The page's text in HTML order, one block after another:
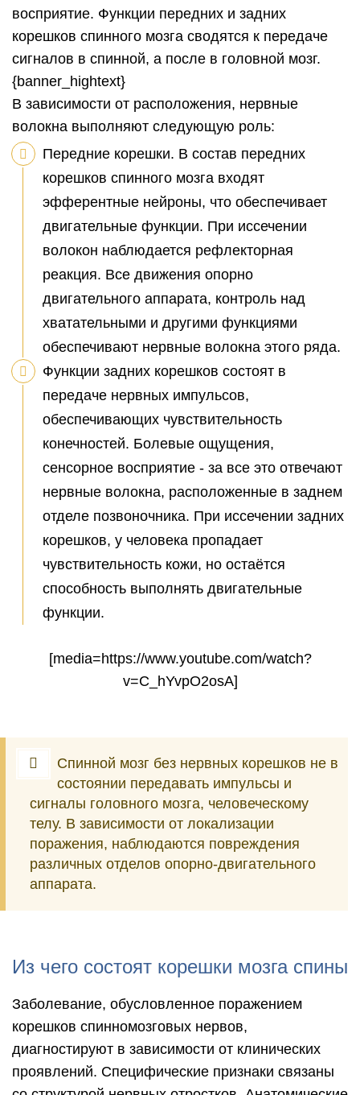
восприятие. Функции передних и задних
корешков спинного мозга сводятся к передаче
сигналов в спинной, а после в головной мозг.
{banner_hightext}
В зависимости от расположения, нервные
волокна выполняют следующую роль:
Передние корешки. В состав передних
корешков спинного мозга входят
эфферентные нейроны, что обеспечивает
двигательные функции. При иссечении
волокон наблюдается рефлекторная
реакция. Все движения опорно
двигательного аппарата, контроль над
хватательными и другими функциями
обеспечивают нервные волокна этого ряда.
Функции задних корешков состоят в
передаче нервных импульсов,
обеспечивающих чувствительность
конечностей. Болевые ощущения,
сенсорное восприятие - за все это отвечают
нервные волокна, расположенные в заднем
отделе позвоночника. При иссечении задних
корешков, у человека пропадает
чувствительность кожи, но остаётся
способность выполнять двигательные
функции.
[media=https://www.youtube.com/watch?
v=C_hYvpO2osA]
Спинной мозг без нервных корешков не в
состоянии передавать импульсы и
сигналы головного мозга, человеческому
телу. В зависимости от локализации
поражения, наблюдаются повреждения
различных отделов опорно-двигательного
аппарата.
Из чего состоят корешки мозга спины
Заболевание, обусловленное поражением
корешков спинномозговых нервов,
диагностируют в зависимости от клинических
проявлений. Специфические признаки связаны